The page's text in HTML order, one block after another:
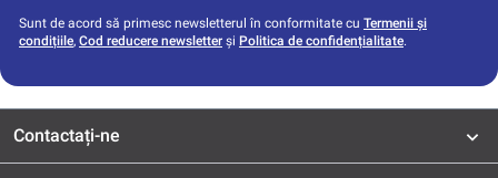
Sunt de acord să primesc newsletterul în conformitate cu Termenii și
condițiile, Cod reducere newsletter și Politica de confidențialitate.
Contactați-ne